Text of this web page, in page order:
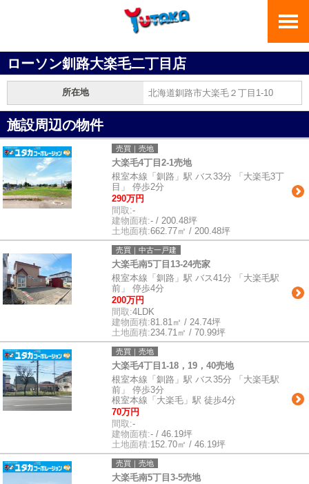
ローソン釧路大楽毛二丁目店
所在地 北海道釧路市大楽毛２丁目1-10
施設周辺の物件
売買｜売地
大楽毛4丁目2-1売地
根室本線「釧路」駅 バス33分 「大楽毛3丁
目」 停歩2分
290万円
間取:-
建物面積:- / 200.48坪
土地面積:662.77㎡ / 200.48坪
売買｜中古一戸建
大楽毛南5丁目13-24売家
根室本線「釧路」駅 バス41分 「大楽毛駅
前」 停歩4分
200万円
間取:4LDK
建物面積:81.81㎡ / 24.74坪
土地面積:234.71㎡ / 70.99坪
売買｜売地
大楽毛4丁目1-18，19，40売地
根室本線「釧路」駅 バス35分 「大楽毛駅
前」 停歩3分
根室本線「大楽毛」駅 徒歩4分
70万円
間取:-
建物面積:- / 46.19坪
土地面積:152.70㎡ / 46.19坪
売買｜売地
大楽毛南5丁目3-5売地